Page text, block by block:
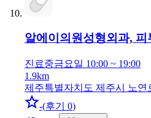
알에이의원성형외과, 피
진료중금요일 10:00 ~ 19:00
1.9km
제주특별자치도 제주시 노연
-(후기 0)